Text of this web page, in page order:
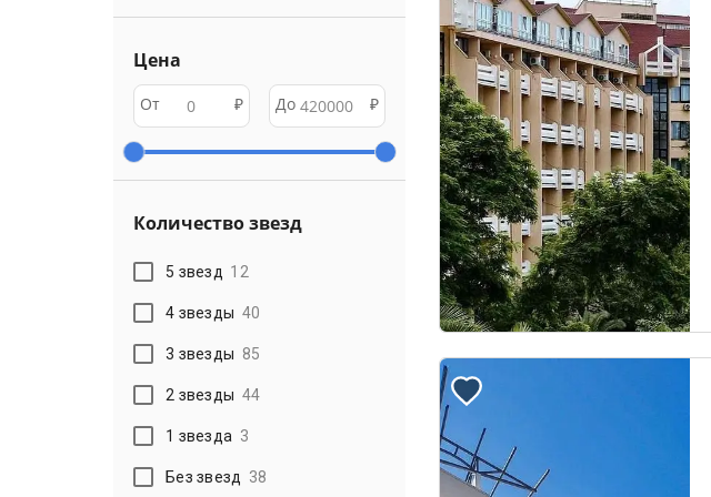
Цена
От ₽ До ₽
Количество звезд
5 звезд 12
4 звезды 40
3 звезды 85
2 звезды 44
1 звезда 3
Без звезд 38